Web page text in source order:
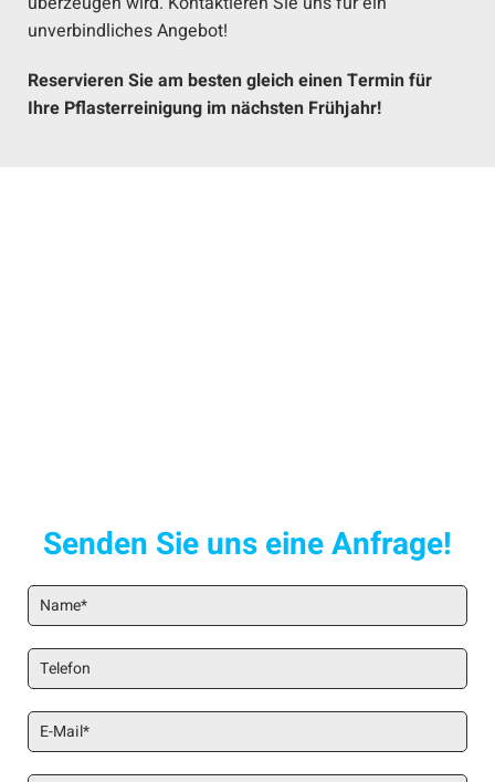
unverbindliches Angebot!
Reservieren Sie am besten gleich einen Termin für
Ihre Pflasterreinigung im nächsten Frühjahr!
Senden Sie uns eine Anfrage!